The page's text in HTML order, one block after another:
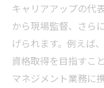
キャリアアップの代
から現場監督、さら
げられます。例えば
資格取得を目指すこ
マネジメント業務に